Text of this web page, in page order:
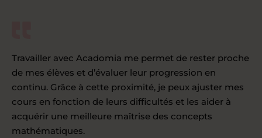
Travailler avec Acadomia me permet de rester proche
de mes élèves et d’évaluer leur progression en
continu. Grâce à cette proximité, je peux ajuster mes
cours en fonction de leurs difficultés et les aider à
acquérir une meilleure maîtrise des concepts
mathématiques.